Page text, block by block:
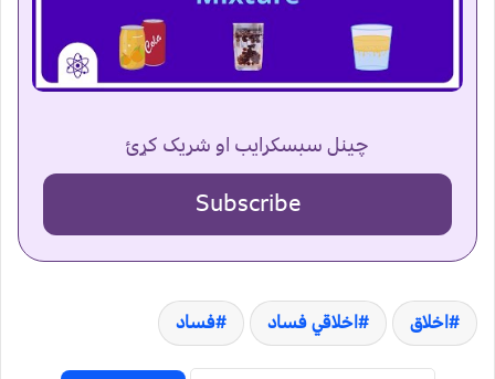
چینل سبسکرایب او شریک کړئ
Subscribe
اخلاق اخلاقي فساد فساد